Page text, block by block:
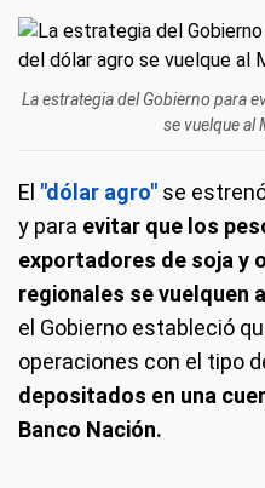
La estrategia del Gobierno para
se vuelque al
El "dólar agro" se
y para evitar que los
exportadores de soja y
regionales se vuelquen
el Gobierno estableció
operaciones con el tipo
depositados en una
Banco Nación.